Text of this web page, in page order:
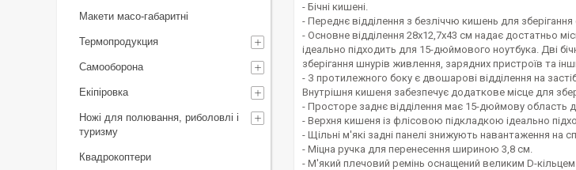
- Бічні кишені.
- Переднє відділення з безліччю кишень для
- Основне відділення 28x12,7x43 см надає достатньо
ідеально підходить для 15-дюймового ноутбука. Дві
зберігання шнурів живлення, зарядних пристроїв та
- З протилежного боку є двошарові відділення на
Внутрішня кишеня забезпечує додаткове місце для
- Просторе заднє відділення має 15-дюймову область
- Верхня кишеня із флісовою підкладкою ідеально
- Щільні м'які задні панелі знижують навантаження на
- Міцна ручка для перенесення шириною 3,8 см.
- М'який плечовий ремінь оснащений великим D-
Макети масо-габаритні
Термопродукция
Самооборона
Екіпіровка
Ножі для полювання, риболовлі і
туризму
Квадрокоптери